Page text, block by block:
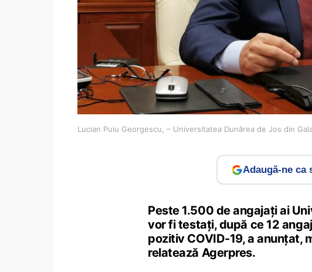
Lucian Puiu Georgescu, – Universitatea Dunărea de Jos din
Adaugă-ne ca
Peste 1.500 de angajaţi ai
vor fi testaţi, după ce 12
pozitiv COVID-19, a anunțat,
relatează Agerpres.